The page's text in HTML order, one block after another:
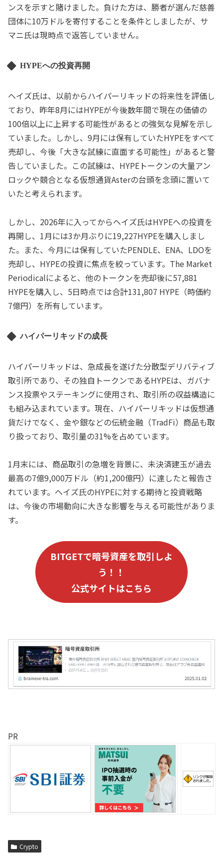
ンスを示すと賭けました。負けた方は、勝者が選んだ慈善
団体に10万ドルを寄付することを条件としましたが、サ
マニ氏は現時点で返答していません。
HYPEへの投資再開
ヘイズ氏は、以前からハイパーリキッドの将来性を評価し
ており、昨年8月にはHYPEが今後数年間で現在の価値の
100倍以上に上昇する可能性があるとの強気な見解を示し
ていました。しかし、9月には保有していたHYPEをすべて
売却し、今後「大きな試練に直面する可能性」があると警
告していました。この試練は、HYPEトークンの大量アン
ロックや競合となる仮想通貨Asterの台頭を念頭に置いて
いたと考えられます。
しかし、2026年に入ってからヘイズ氏はHYPEへの投資を
再開し、1月には3か月ぶりに19,227HYPEを購入しまし
た。また、今月には保有していたPENDLE、ENA、LDOを
売却し、HYPEの投資に焦点を絞っています。The Market
Periodicalによると、他のトークンを売却後に57,881
HYPEを購入し、5日時点では合計131,807 HYPE（時価約
7億円）を所有しています。
ハイパーリキッドの成長
ハイパーリキッドは、急成長を遂げた分散型デリバティブ
取引所であり、その独自トークンであるHYPEは、ガバナ
ンス投票やステーキングに使用され、取引所の収益構造に
も組み込まれています。現在、ハイパーリキッドは仮想通
貨だけでなく、金や銀などの伝統金融（TradFi）商品も取
り扱っており、取引量の31%を占めています。
1月末には、商品取引の急増を背景に、未決済建玉が過去
最高の7億9,000万ドル（約1,200億円）に達したと報告さ
れています。ヘイズ氏のHYPEに対する期待と投資戦略
は、今後の市場動向に大きな影響を与える可能性がありま
す。
BITGETで暗号資産を取引しよ
う！！
公式サイトはこちら
PR
Crypto